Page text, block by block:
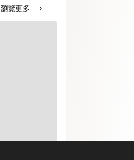
瀏覽更多 chevron_right